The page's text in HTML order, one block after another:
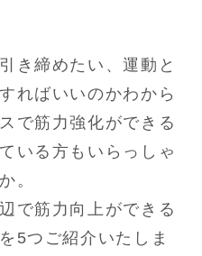
き締めたい、運動と
ればいいのかわから
で筋力強化ができる
いる方もいらっしゃ
。
で筋力向上ができる
5つご紹介いたしま